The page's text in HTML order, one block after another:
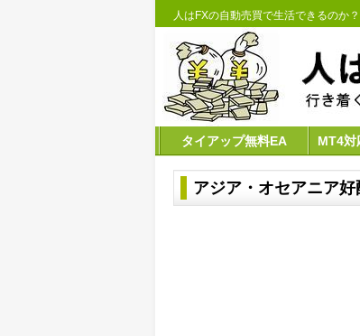
人はFXの自動売買で生活できるのか？
タイアップ無料EA MT4対
アジア・オセアニア